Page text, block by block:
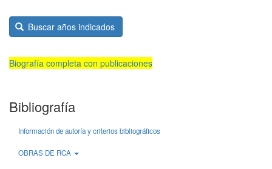
Buscar años indicados
Biografía completa con publicaciones
Bibliografía
Información de autoría y criterios bibliográficos
OBRAS DE RCA